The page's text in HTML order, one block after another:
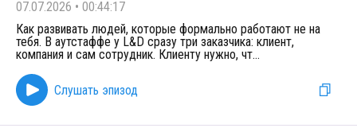
07.07.2026 • 00:44:17
Как развивать людей, которые формально работают не на
тебя. В аутстаффе у L&D сразу три заказчика: клиент,
компания и сам сотрудник. Клиенту нужно, чт...
Слушать эпизод